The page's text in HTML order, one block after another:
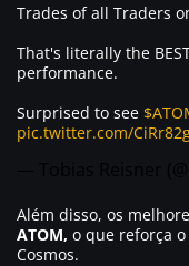
Trades of all Traders
That's literally the
performance.
Surprised to see
pic.twitter.com/
Além disso, os
ATOM, o que reforça o
Cosmos.